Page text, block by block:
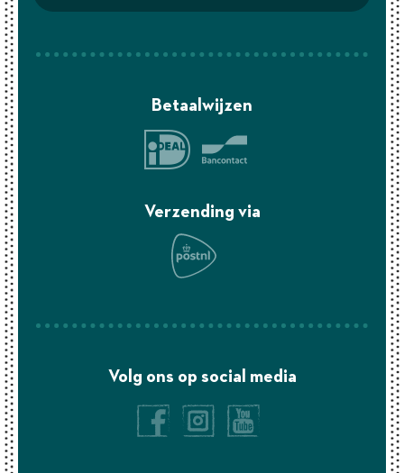
Betaalwijzen
Verzending via
Volg ons op social media